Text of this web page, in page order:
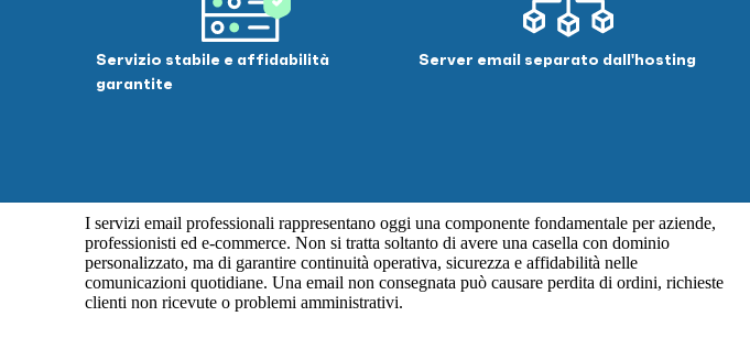
Servizio stabile e affidabilità
garantite
Server email separato dall'hosting
I servizi email professionali rappresentano oggi una componente fondamentale per aziende,
professionisti ed e-commerce. Non si tratta soltanto di avere una casella con dominio
personalizzato, ma di garantire continuità operativa, sicurezza e affidabilità nelle
comunicazioni quotidiane. Una email non consegnata può causare perdita di ordini, richieste
clienti non ricevute o problemi amministrativi.